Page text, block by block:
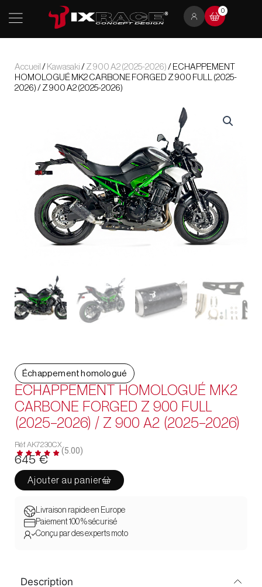
0
Accueil/Kawasaki/Z 900 A2 (2025-2026)/ ECHAPPEMENT
HOMOLOGUÉ MK2 CARBONE FORGED Z 900 FULL (2025-
2026) / Z 900 A2 (2025-2026)
Échappement homologué
ECHAPPEMENT HOMOLOGUÉ MK2
CARBONE FORGED Z 900 FULL
(2025-2026) / Z 900 A2 (2025-2026)
Réf. AK7230CX
(5.00)
645 €
Ajouter au panier
Livraison rapide en Europe
Paiement 100 % sécurisé
Conçu par des experts moto
Description